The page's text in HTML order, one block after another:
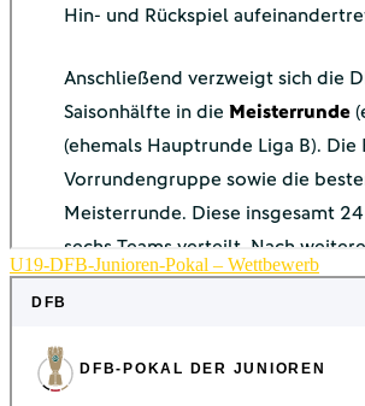
U19-DFB-Junioren-Pokal – Wettbewerb